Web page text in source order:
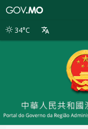
別
34°C